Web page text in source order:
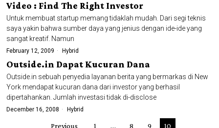
Video : Find The Right Investor
Untuk membuat startup memang tidaklah mudah. Dari segi teknis
saya yakin bahwa sumber daya yang jenius dengan ide-ide yang
sangat kreatif. Namun
February 12, 2009 Hybrid
Outside.in Dapat Kucuran Dana
Outside.in sebuah penyedia layanan berita yang bermarkas di New
York mendapat kucuran dana dari investor yang berhasil
dipertahankan. Jumlah investasi tidak di-disclose
December 16, 2008 Hybrid
Previous 1 … 8 9 10